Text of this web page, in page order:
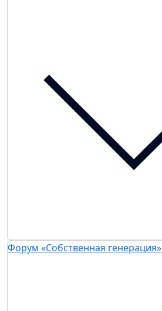
Форум «Собственная генерация»